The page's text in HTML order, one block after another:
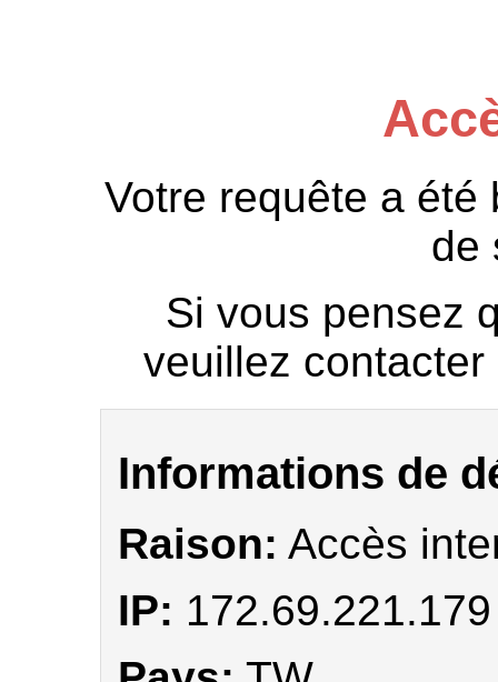
Votre requête a été
de
Si vous pensez
veuillez
Informations de
Raison: Accès
IP: 172.69.221.179